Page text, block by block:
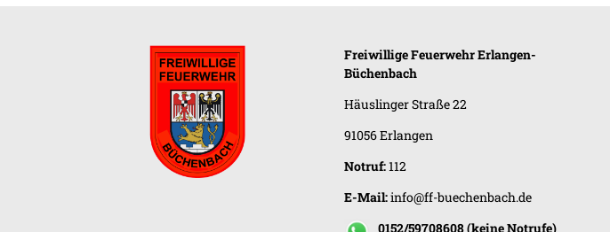
Freiwillige FeuerwehrErlangen-
Büchenbach
Häuslinger Straße 22
91056 Erlangen
Notruf:112
E-Mail:info@ff-buechenbach.de
0152/59708608 (keine Notrufe)